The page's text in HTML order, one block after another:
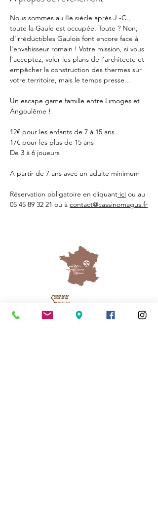
Nous sommes au IIe siècle après J.-C.,
toute la Gaule est occupée. Toute ? Non,
d'irréductibles Gaulois font encore face à
l'envahisseur romain ! Votre mission, si vous
l'acceptez, voler les plans de l'architecte et
empêcher la construction des thermes sur
votre territoire, mais le temps presse...
Un escape game famille entre Limoges et
Angoulême !
12€ pour les enfants de 7 à 15 ans
17€ pour les plus de 15 ans
De 3 à 6 joueurs
A partir de 7 ans avec un adulte minimum
Réservation obligatoire en cliquant ici ou au
05 45 89 32 21 ou à contact@cassinomagus.fr